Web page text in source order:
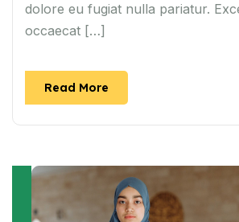
dolore eu fugiat nulla pariatur.
occaecat […]
Read More